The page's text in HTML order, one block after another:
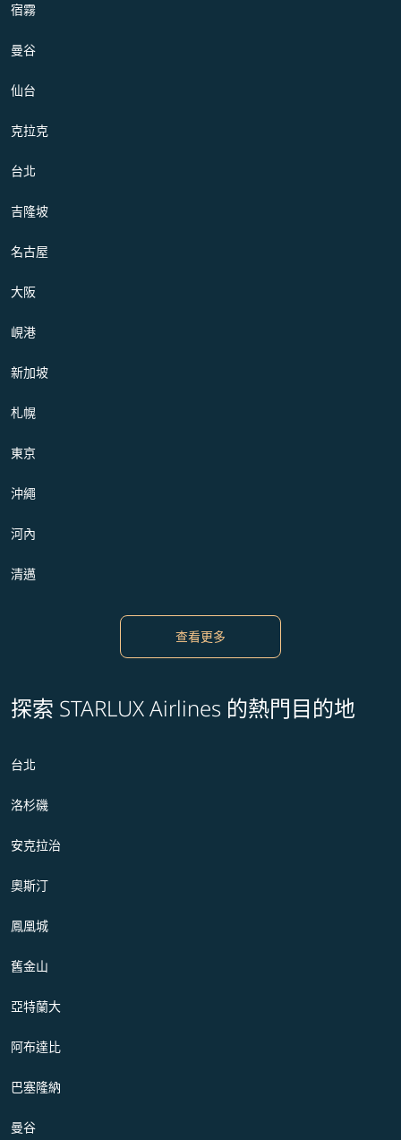
宿霧
曼谷
仙台
克拉克
台北
吉隆坡
名古屋
大阪
峴港
新加坡
札幌
東京
沖繩
河內
清邁
查看更多
探索 STARLUX Airlines 的熱門目的地
台北
洛杉磯
安克拉治
奧斯汀
鳳凰城
舊金山
亞特蘭大
阿布達比
巴塞隆納
曼谷